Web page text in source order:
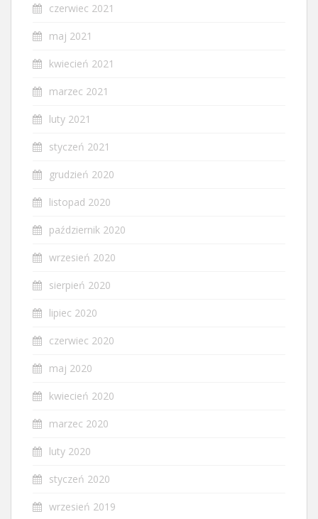
czerwiec 2021
maj 2021
kwiecień 2021
marzec 2021
luty 2021
styczeń 2021
grudzień 2020
listopad 2020
październik 2020
wrzesień 2020
sierpień 2020
lipiec 2020
czerwiec 2020
maj 2020
kwiecień 2020
marzec 2020
luty 2020
styczeń 2020
wrzesień 2019